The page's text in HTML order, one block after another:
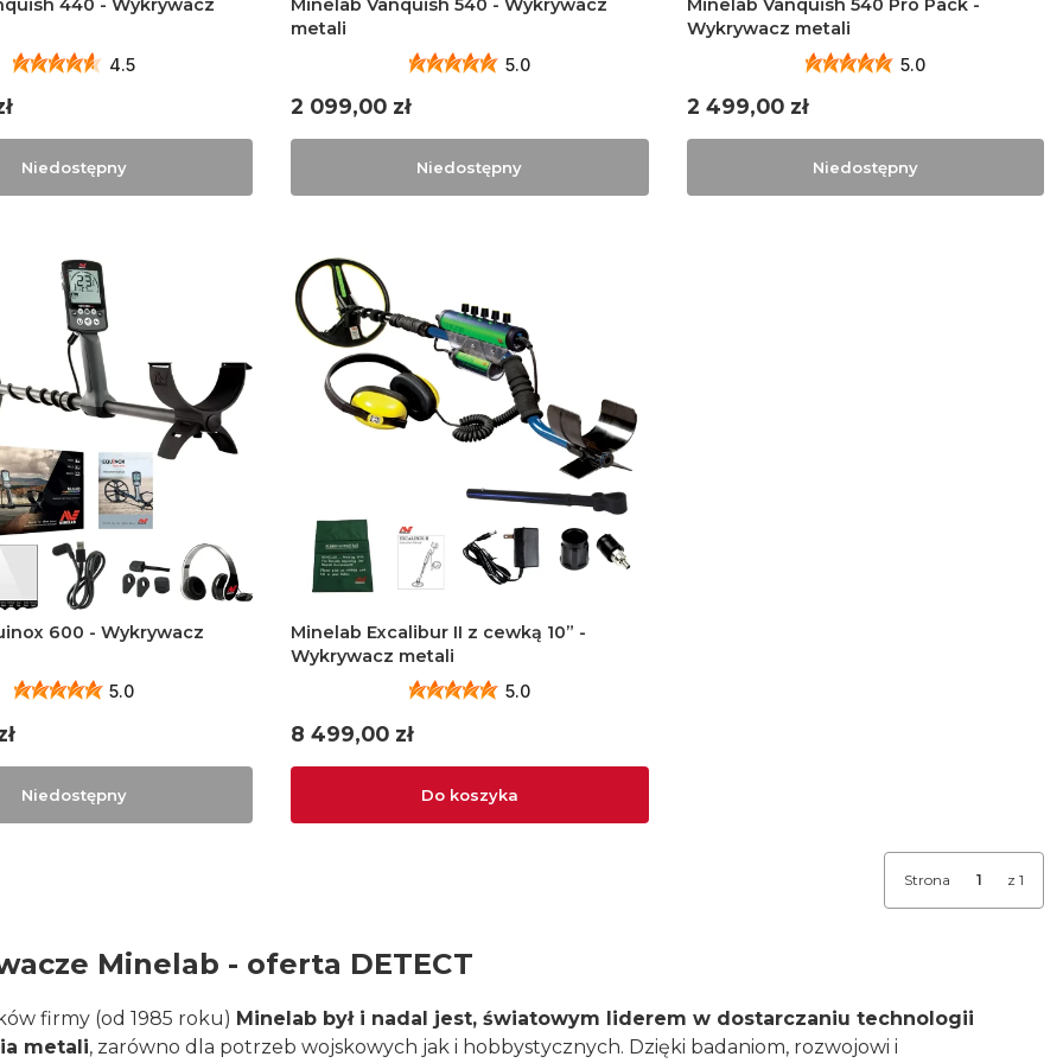
440 - Wykrywacz
4.5
Niedostępny
Minelab Vanquish 540 - Wykrywacz
metali
5.0
Cena
2 099,00 zł
Niedostępny
Minelab Vanquish 540 Pro Pack -
Wykrywacz metali
5.0
Cena
2 499,00 zł
Niedostępny
- Wykrywacz
5.0
Niedostępny
Minelab Excalibur II z cewką 10” -
Wykrywacz metali
5.0
Cena
8 499,00 zł
Do koszyka
Strona z 1
Minelab - oferta DETECT
firmy (od 1985 roku) Minelab był i nadal jest, światowym liderem w dostarczaniu technologii
metali, zarówno dla potrzeb wojskowych jak i hobbystycznych. Dzięki badaniom, rozwojowi i